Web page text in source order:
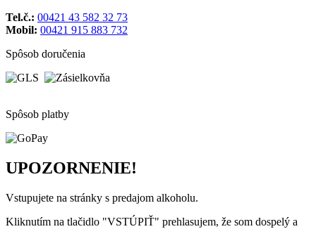
Tel.č.: 00421 43 582 32 73
Mobil: 00421 915 883 732
Spôsob doručenia
Spôsob platby
UPOZORNENIE!
Vstupujete na stránky s predajom alkoholu.
Kliknutím na tlačidlo "VSTÚPIŤ" prehlasujem, že som dospelý a